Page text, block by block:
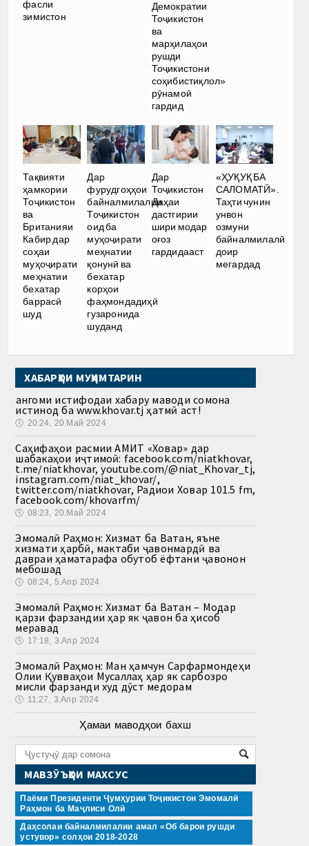
фасли
зимистон
Демократии
Тоҷикистон
ва
марҳилаҳои
рушди
Тоҷикистони
соҳибистиқлол»
рӯнамоӣ
гардид
Тақвияти
ҳамкории
Тоҷикистон
ва
Британияи
Кабир дар
соҳаи
муҳоҷирати
меҳнатии
бехатар
баррасӣ
шуд
Дар
фурудгоҳҳои
байналмилалии
Тоҷикистон
оид ба
муҳоҷирати
меҳнатии
қонунӣ ва
бехатар
корҳои
фаҳмондадиҳӣ
гузаронида
шуданд
Дар
Тоҷикистон
Даҳаи
дастгирии
шири модар
оғоз
гардидааст
«ҲУҚУҚ БА
САЛОМАТӢ».
Таҳти чунин
унвон
озмуни
байналмилалӣ
доир
мегардад
ХАБАРҲОИ МУҲИМТАРИН
Ҳангоми истифодаи хабару маводи сомона
истинод ба www.khovar.tj ҳатмӣ аст!
🕔 20:24, 20.Май 2024
Саҳифаҳои расмии АМИТ «Ховар» дар
шабакаҳои иҷтимоӣ: facebook.com/niatkhovar,
t.me/niatkhovar, youtube.com/@niat_Khovar_tj,
instagram.com/niat_khovar/,
twitter.com/niatkhovar, Радиои Ховар 101.5 fm,
facebook.com/khovarfm/
🕔 08:23, 20.Май 2024
Эмомалӣ Раҳмон: Хизмат ба Ватан, яъне
хизмати ҳарбӣ, мактаби ҷавонмардӣ ва
давраи ҳаматарафа обутоб ёфтани ҷавонон
мебошад
🕔 08:24, 5.Апр 2024
Эмомалӣ Раҳмон: Хизмат ба Ватан – Модар
қарзи фарзандии ҳар як ҷавон ба ҳисоб
меравад
🕔 17:18, 3.Апр 2024
Эмомалӣ Раҳмон: Ман ҳамчун Сарфармондеҳи
Олии Қувваҳои Мусаллаҳ ҳар як сарбозро
мисли фарзанди худ дӯст медорам
🕔 11:27, 3.Апр 2024
Ҳамаи маводҳои бахш
МАВЗӮЪҲОИ МАХСУС
Паёми Президенти Ҷумҳурии Тоҷикистон Эмомалӣ
Раҳмон ба Маҷлиси Олӣ
Даҳсолаи байналмилалии амал «Об барои рушди
устувор» солҳои 2018-2028